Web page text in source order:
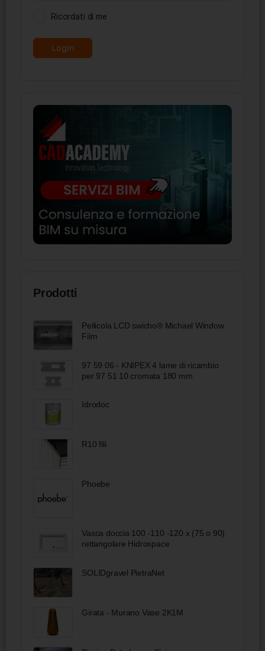
Ricordati di me
Prodotti
Pellicola LCD swicho® Michael Window
Film
97 59 06 - KNIPEX 4 lame di ricambio
per 97 51 10 cromata 180 mm
Idrodoc
R10 fili
Phoebe
Vasca doccia 100 -110 -120 x (75 o 90)
rettangolare Hidrospace
SOLIDgravel PietraNet
Girata - Murano Vase 2K1M